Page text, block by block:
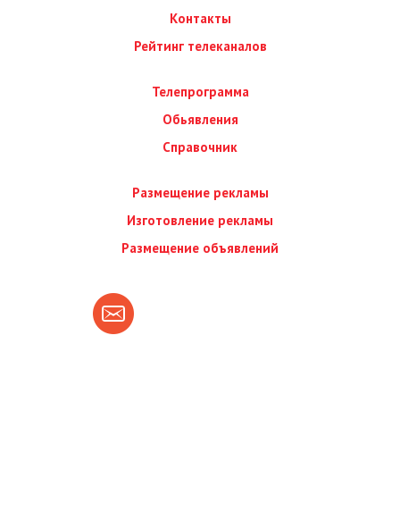
Контакты
Рейтинг телеканалов
Телепрограмма
Обьявления
Справочник
Размещение рекламы
Изготовление рекламы
Размещение объявлений